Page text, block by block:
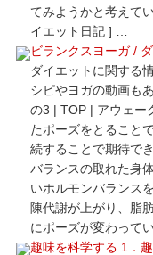
てみようかと考えて
イエット日記 ] …
ビランクスヨーガ /
ダイエットに関する
シピやヨガの動画も
の3 | TOP | アウェー
たポーズをとること
続することで期待で
バランスの取れた身
いホルモンバランス
陳代謝が上がり、脂
にポーズが変わって
趣味を科学する 1．